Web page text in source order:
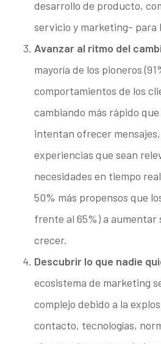
desarrollo de producto,
servicio y marketing- para
Avanzar al ritmo del
mayoría de los pioneros
comportamientos de los
cambiando más rápido
intentan ofrecer
experiencias que sean
necesidades en tiempo
50% más propensos que
frente al 65%) a aumentar
crecer.
Descubrir lo que nadie
ecosistema de marketing
complejo debido a la
contacto, tecnologías,